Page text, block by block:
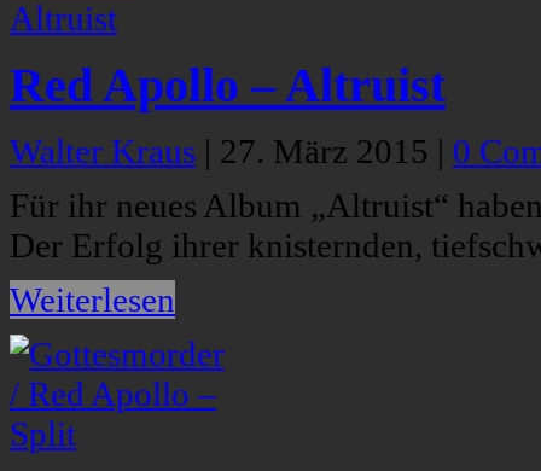
Red Apollo – Altruist
Walter Kraus | 27. März 2015 | 0
Für ihr neues Album „Altruist“
Der Erfolg ihrer knisternden,
Weiterlesen